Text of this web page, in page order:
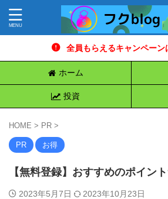
全員もらえるキャンペーン
ホーム
投資
HOME > PR >
PR お得
【無料登録】おすすめのポイン
2023年5月7日 2023年10月23日